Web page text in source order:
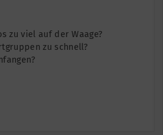
zu viel auf der Waage?
zu schnell?